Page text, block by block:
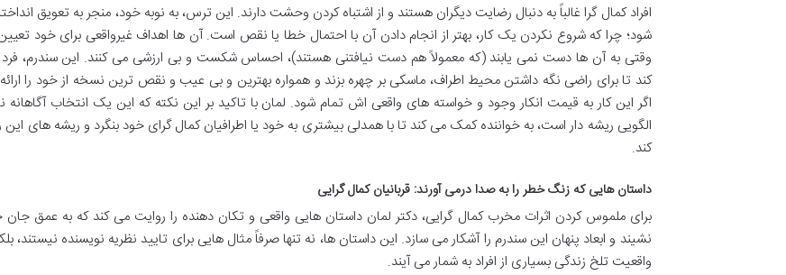
افراد کمال گرا غالباً به دنبال رضایت دیگران هستند و از اشتباه کردن وحشت دارند. این ترس، به نوبه خود، منجر به تعویق
شود؛ چرا که شروع نکردن یک کار، بهتر از انجام دادن آن با احتمال خطا یا نقص است. آن ها اهداف غیرواقعی برای خود
وقتی به آن ها دست نمی یابند (که معمولاً هم دست نیافتنی هستند)، احساس شکست و بی ارزشی می کنند. این سندرم، فرد
کند تا برای راضی نگه داشتن محیط اطراف، ماسکی بر چهره بزند و همواره بهترین و بی عیب و نقص ترین نسخه از خود را
اگر این کار به قیمت انکار وجود و خواسته های واقعی اش تمام شود. لمان با تاکید بر این نکته که این یک انتخاب آگاهانه
الگویی ریشه دار است، به خواننده کمک می کند تا با همدلی بیشتری به خود یا اطرافیان کمال گرای خود بنگرد و ریشه های این
کند.
داستان هایی که زنگ خطر را به صدا درمی آورند: قربانیان کمال گرایی
برای ملموس کردن اثرات مخرب کمال گرایی، دکتر لمان داستان هایی واقعی و تکان دهنده را روایت می کند که به عمق جان
نشیند و ابعاد پنهان این سندرم را آشکار می سازد. این داستان ها، نه تنها صرفاً مثال هایی برای تایید نظریه نویسنده نیستند،
واقعیت تلخ زندگی بسیاری از افراد به شمار می آیند.